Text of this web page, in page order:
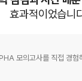
효과적이었습니
모의고사를 직접 경험